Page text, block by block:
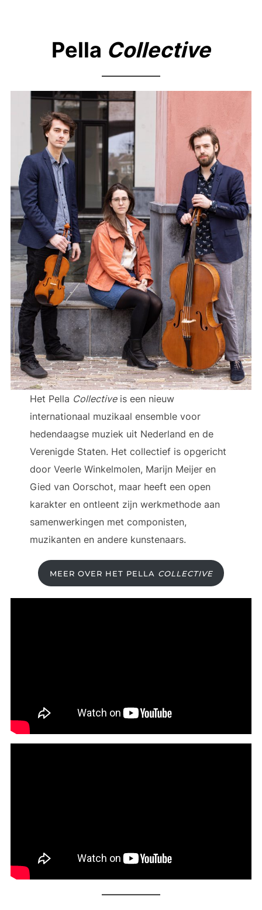
Pella Collective
Het Pella Collectiveis een nieuw
internationaal muzikaal ensemble voor
hedendaagse muziek uit Nederland en de
Verenigde Staten. Het collectief is opgericht
door Veerle Winkelmolen, Marijn Meijer en
Gied van Oorschot, maar heeft een open
karakter en ontleent zijn werkmethode aan
samenwerkingen met componisten,
muzikanten en andere kunstenaars.
MEER OVER HET PELLA COLLECTIVE